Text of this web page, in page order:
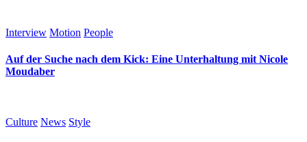
Interview Motion People
Auf der Suche nach dem Kick: Eine Unterhaltung mit Nicole
Moudaber
Culture News Style